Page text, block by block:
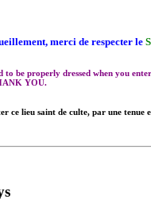
merci de respecter le
to be properly dressed when you
YOU.
ce lieu saint de culte, par une tenue